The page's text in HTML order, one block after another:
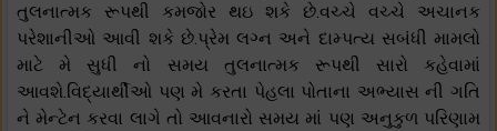
તુલનાત્મક રૂપથી કમજોર થઇ શકે છે.વચ્ચે વચ્ચે અચાનક
પરેશાનીઓ આવી શકે છે.પ્રેમ લગ્ન અને દામ્પત્ય સબંધી મામલો
માટે મે સુધી નો સમય તુલનાત્મક રૂપથી સારો કહેવામાં
આવશે.વિદ્યાર્થીઓ પણ મે કરતા પેહલા પોતાના અભ્યાસ ની ગતિ
ને મેન્ટેન કરવા લાગે તો આવનારો સમય માં પણ અનુકુળ પરિણામ